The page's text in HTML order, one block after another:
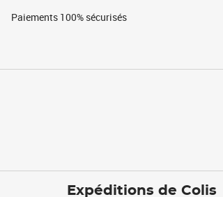
Paiements 100% sécurisés
Expéditions de Colis